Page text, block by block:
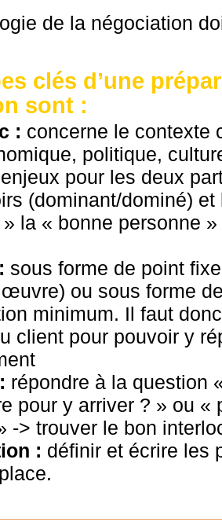
de la négociation
clés d’une
sont :
: concerne le contexte
politique,
pour les deux
(dominant/dominé)
la « bonne personne
sous forme de point
ou sous forme
minimum. Il faut
client pour pouvoir y
répondre à la question
pour y arriver ? » ou «
-> trouver le bon
: définir et écrire les